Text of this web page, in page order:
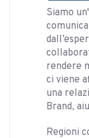
Siamo
rendere
ci viene
una
Brand,
Regioni